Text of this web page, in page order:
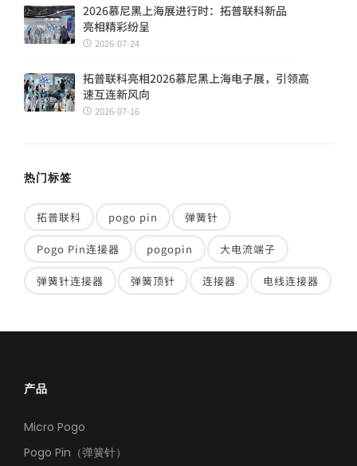
2026慕尼黑上海展进行时：拓普联科新品
亮相精彩纷呈
2026-07-24
拓普联科亮相2026慕尼黑上海电子展，引领高
速互连新风向
2026-07-16
热门标签
拓普联科 pogo pin 弹簧针
Pogo Pin连接器 pogopin 大电流端子
弹簧针连接器 弹簧顶针 连接器 电线连接器
产品
Micro Pogo
Pogo Pin（弹簧针）